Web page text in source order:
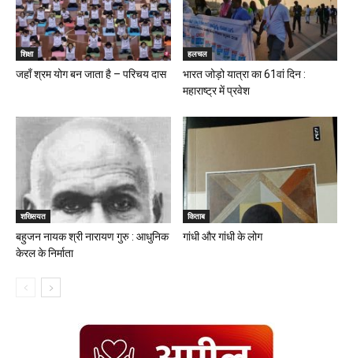
शिक्षा
जहाँ श्रम योग बन जाता है – परिचय दास
हलचल
भारत जोड़ो यात्रा का 61वां दिन :
महाराष्ट्र में प्रवेश
शख्सियत
बहुजन नायक श्री नारायण गुरु : आधुनिक
केरल के निर्माता
किताब
गांधी और गांधी के लोग